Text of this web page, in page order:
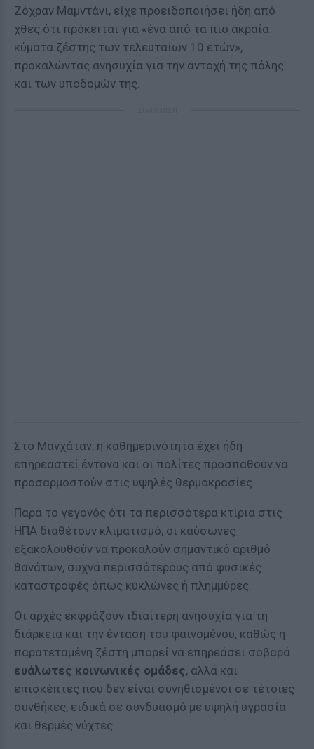
Ζόχραν Μαμντάνι, είχε προειδοποιήσει ήδη από
χθες ότι πρόκειται για «ένα από τα πιο ακραία
κύματα ζέστης των τελευταίων 10 ετών»,
προκαλώντας ανησυχία για την αντοχή της πόλης
και των υποδομών της.
Στο Μανχάταν, η καθημερινότητα έχει ήδη
επηρεαστεί έντονα και οι πολίτες προσπαθούν να
προσαρμοστούν στις υψηλές θερμοκρασίες.
Παρά το γεγονός ότι τα περισσότερα κτίρια στις
ΗΠΑ διαθέτουν κλιματισμό, οι καύσωνες
εξακολουθούν να προκαλούν σημαντικό αριθμό
θανάτων, συχνά περισσότερους από φυσικές
καταστροφές όπως κυκλώνες ή πλημμύρες.
Οι αρχές εκφράζουν ιδιαίτερη ανησυχία για τη
διάρκεια και την ένταση του φαινομένου, καθώς η
παρατεταμένη ζέστη μπορεί να επηρεάσει σοβαρά
ευάλωτες κοινωνικές ομάδες, αλλά και
επισκέπτες που δεν είναι συνηθισμένοι σε τέτοιες
συνθήκες, ειδικά σε συνδυασμό με υψηλή υγρασία
και θερμές νύχτες.